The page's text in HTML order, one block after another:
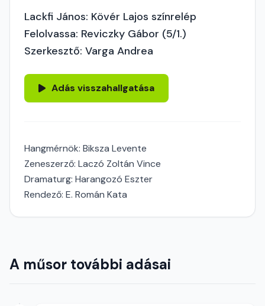
Lackfi János: Kövér Lajos színrelép
Felolvassa: Reviczky Gábor (5/1.)
Szerkesztő: Varga Andrea
Adás visszahallgatása
Hangmérnök: Biksza Levente
Zeneszerző: Laczó Zoltán Vince
Dramaturg: Harangozó Eszter
Rendező: E. Román Kata
A műsor további adásai